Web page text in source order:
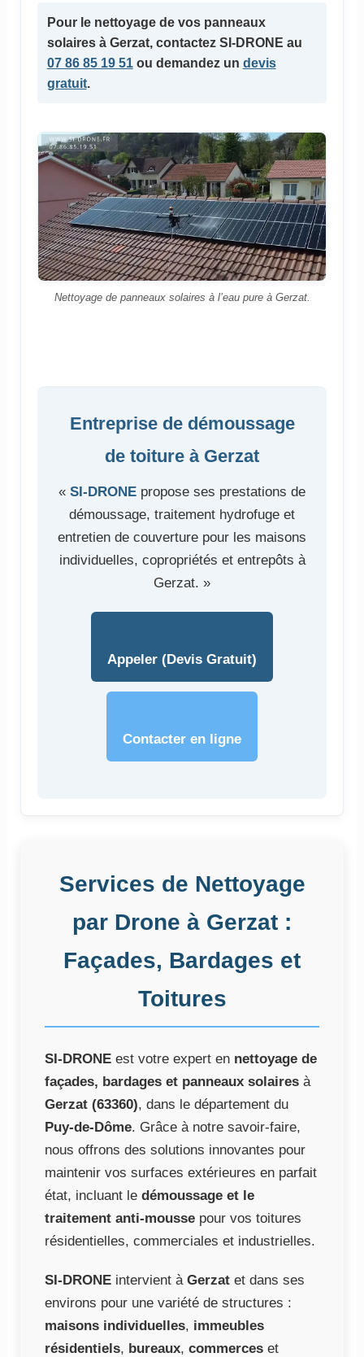
Pour le nettoyage de vos panneaux
solairesà Gerzat, contactez SI-DRONE au
07 86 85 19 51ou demandez un devis
gratuit.
Nettoyage de panneaux solaires à l’eau pure à Gerzat.
Entreprise de démoussage
de toiture à Gerzat
« SI-DRONE propose ses prestations de
démoussage, traitement hydrofuge et
entretien de couverture pour les maisons
individuelles, copropriétés et entrepôts à
Gerzat. »
Appeler (Devis Gratuit)
Contacter en ligne
Services de Nettoyage
par Drone à Gerzat :
Façades, Bardages et
Toitures
SI-DRONEest votre expert en nettoyage de
façades, bardages et panneaux solairesà
Gerzat (63360), dans le département du
Puy-de-Dôme. Grâce à notre savoir-faire,
nous offrons des solutions innovantes pour
maintenir vos surfaces extérieures en parfait
état, incluant le démoussage et le
traitement anti-moussepour vos toitures
résidentielles, commerciales et industrielles.
SI-DRONEintervient à Gerzatet dans ses
environs pour une variété de structures :
maisons individuelles, immeubles
résidentiels, bureaux, commerceset